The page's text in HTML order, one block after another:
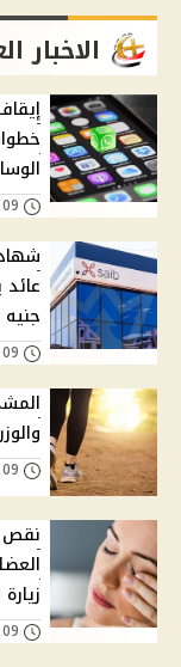
الاخبار
جنيه
نقص